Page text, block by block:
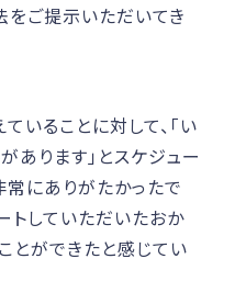
ご提示いただいてき
いることに対して、「い
あります」とスケジュー
にありがたかったで
トしていただいたおか
とができたと感じてい